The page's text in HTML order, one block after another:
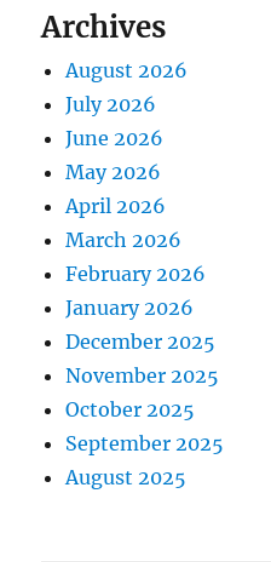
Archives
August 2026
July 2026
June 2026
May 2026
April 2026
March 2026
February 2026
January 2026
December 2025
November 2025
October 2025
September 2025
August 2025